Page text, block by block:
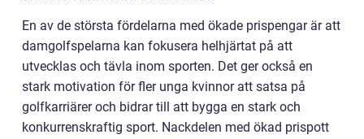
En av de största fördelarna med ökade prispengar är att
damgolfspelarna kan fokusera helhjärtat på att
utvecklas och tävla inom sporten. Det ger också en
stark motivation för fler unga kvinnor att satsa på
golfkarriärer och bidrar till att bygga en stark och
konkurrenskraftig sport. Nackdelen med ökad prispott